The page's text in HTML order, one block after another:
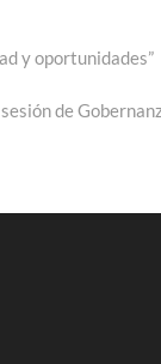
y oportunidades”
de